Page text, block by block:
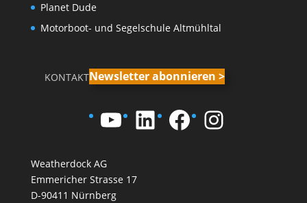
Planet Dude
Motorboot- und Segelschule Altmühltal
KONTAKTNewsletter abonnieren >
YouTube
LinkedIn
Facebook
Weatherdock AG
Emmericher Strasse 17
D-90411 Nürnberg